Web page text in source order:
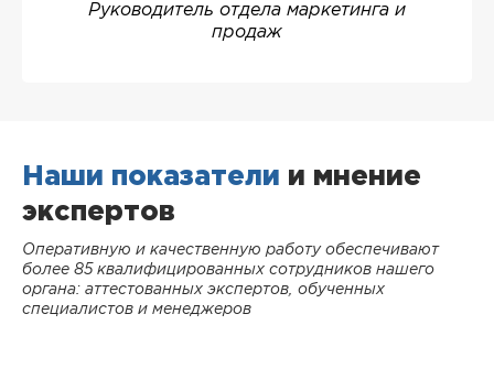
Руководитель отдела маркетинга и
продаж
Наши показатели и мнение
экспертов
Оперативную и качественную работу обеспечивают
более 85 квалифицированных сотрудников нашего
органа: аттестованных экспертов, обученных
специалистов и менеджеров